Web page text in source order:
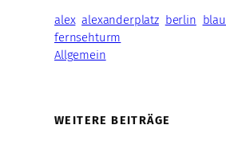
alex alexanderplatz berlin
fernsehturm
Allgemein
WEITERE BEITRÄGE